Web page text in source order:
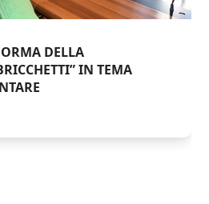
DELLA
IN TEMA